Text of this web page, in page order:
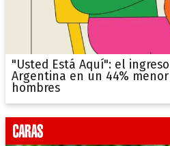
"Usted Está Aquí": el
Argentina en un 44%
hombres